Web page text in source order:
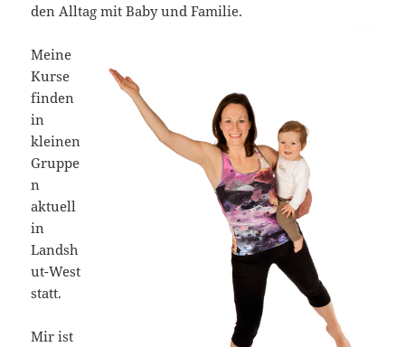
den Alltag mit Baby und Familie.
Meine
Kurse
finden
in
kleinen
Gruppe
n
aktuell
in
Landsh
ut-West
statt.
Mir ist